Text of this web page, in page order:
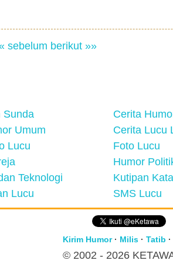
sebelum berikut »»
Sunda Cerita
Umum Cerita Lucu
Lucu Foto Lucu
Humor
Teknologi Kutipan
Lucu SMS Lucu
Kirim Humor· Milis · Tatib ·
© 2002 - 2026